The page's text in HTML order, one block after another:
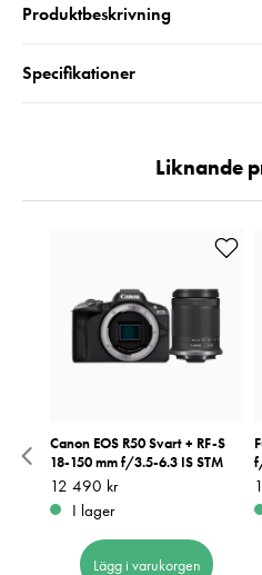
Produktbeskrivning
Specifikationer
Liknande
Canon EOS R50 Svart + RF-S
18-150 mm f/3.5-6.3 IS STM
Pris :12 490 kr
12 490 kr
I lager
Lägg i varukorgen